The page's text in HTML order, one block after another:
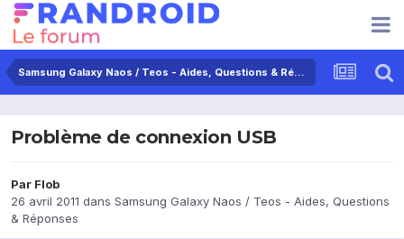
Samsung Galaxy Naos / Teos - Aides, Questions & Réponses
Problème de connexion USB
Par Flob
26 avril 2011 dans Samsung Galaxy Naos / Teos - Aides, Questions
& Réponses